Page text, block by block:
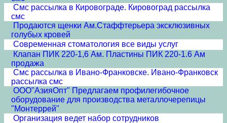
Смс рассылка в Кировограде. Кировоград рассылка
смс
Продаются щенки Ам.Стаффтерьера эксклюзивных
голубых кровей
Современная стоматология все виды услуг
Клапан ПИК 220-1,6 Ам. Пластины ПИК 220-1.6 Ам
продажа
Смс рассылка в Ивано-Франковске. Ивано-Франковск
рассылка смс
ООО"АзияОпт" Предлагаем профилегибочное
оборудование для производства металлочерепицы
"Монтеррей"
Организация ведет набор сотрудников